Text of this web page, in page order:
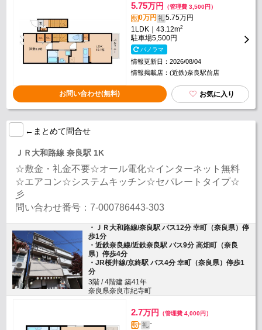
5.75万円 （管理費 3,500円）
敷0万円 礼5.75万円
1LDK｜43.12m2
駐車場5,500円
パノラマ
情報更新日：2026/08/04
情報掲載店：(近鉄)奈良駅前店
お問い合わせ(無料) お気に入り
←まとめて問合せ
ＪＲ大和路線 奈良駅 1K
☆敷金・礼金不要☆オール電化☆インターネット無料
☆エアコン☆システムキッチン☆セパレートタイプ☆
彡
問い合わせ番号：7-000786443-303
・ＪＲ大和路線/奈良駅 バス12分 幸町（奈良県）停
歩1分
・近鉄奈良線/近鉄奈良駅 バス9分 高畑町（奈良
県）停歩4分
・JR桜井線/京終駅 バス4分 幸町（奈良県）停歩1
分
3階 / 4階建 築41年
奈良県奈良市紀寺町
2.7万円 （管理費 4,000円）
敷-礼-